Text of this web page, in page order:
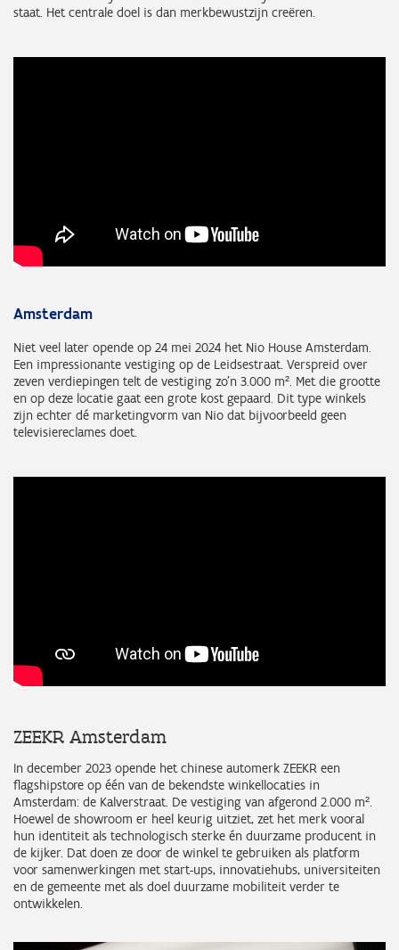
staat. Het centrale doel is dan merkbewustzijn creëren.
Amsterdam
Niet veel later opende op 24 mei 2024 het Nio House Amsterdam.
Een impressionante vestiging op de Leidsestraat. Verspreid over
zeven verdiepingen telt de vestiging zo’n 3.000 m². Met die grootte
en op deze locatie gaat een grote kost gepaard. Dit type winkels
zijn echter dé marketingvorm van Nio dat bijvoorbeeld geen
televisiereclames doet.
ZEEKR Amsterdam
In december 2023 opende het chinese automerk ZEEKR een
flagshipstore op één van de bekendste winkellocaties in
Amsterdam: de Kalverstraat. De vestiging van afgerond 2.000 m².
Hoewel de showroom er heel keurig uitziet, zet het merk vooral
hun identiteit als technologisch sterke én duurzame producent in
de kijker. Dat doen ze door de winkel te gebruiken als platform
voor samenwerkingen met start-ups, innovatiehubs, universiteiten
en de gemeente met als doel duurzame mobiliteit verder te
ontwikkelen.